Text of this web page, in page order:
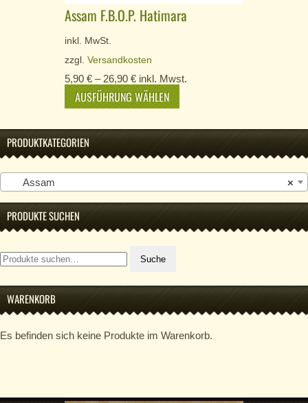
Assam F.B.O.P. Hatimara
inkl. MwSt.
zzgl. Versandkosten
5,90 € – 26,90 € inkl. Mwst.
AUSFÜHRUNG WÄHLEN
PRODUKTKATEGORIEN
×
Assam
PRODUKTE SUCHEN
Suche
nach:
Suche
WARENKORB
Es befinden sich keine Produkte im Warenkorb.